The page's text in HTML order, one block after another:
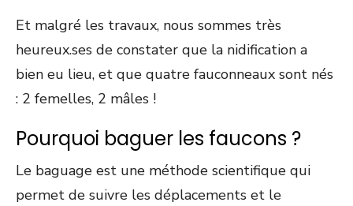
Et malgré les travaux, nous sommes très
heureux.ses de constater que la nidification a
bien eu lieu, et que quatre fauconneaux sont nés
: 2 femelles, 2 mâles !
Pourquoi baguer les faucons ?
Le baguage est une méthode scientifique qui
permet de suivre les déplacements et le